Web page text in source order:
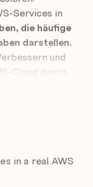
Services in
die häufige
darstellen.
und
Cloud durch
das
in a real AWS